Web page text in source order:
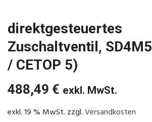
direktgesteuertes
Zuschaltventil,
/ CETOP 5)
488,49 € exkl. MwSt.
exkl. 19 % MwSt. zzgl.Versandkosten